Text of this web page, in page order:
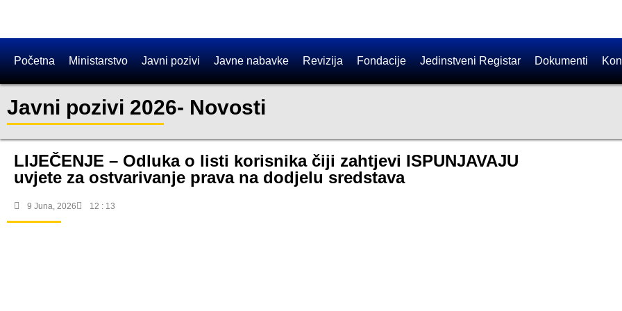
Početna Ministarstvo Javni pozivi Javne nabavke Revizija Fondacije Jedinstveni Registar Dokumenti
Javni pozivi 2026- Novosti
LIJEČENJE – Odluka o listi korisnika čiji zahtjevi ISPUNJAVAJU
uvjete za ostvarivanje prava na dodjelu sredstava
9 Juna, 2026 12 : 13